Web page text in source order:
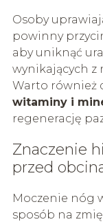
Osoby
powinny
aby uniknąć
wynikających z
Warto również
witaminy i
regenerację
Znaczenie
przed
Moczenie nóg
sposób na